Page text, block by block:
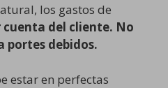
los gastos de
cuenta del cliente. No
portes debidos.
estar en perfectas